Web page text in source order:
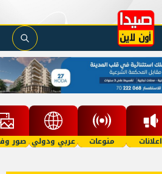
اعلانات منوعات عربي ودولي صور